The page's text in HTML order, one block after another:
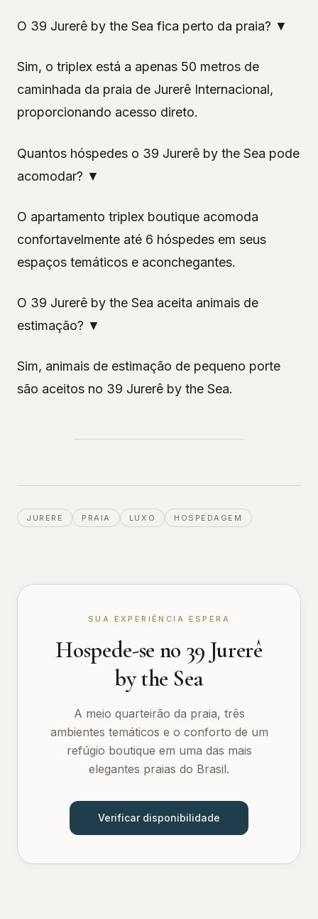
O 39 Jurerê by the Sea fica perto da praia? ▼
Sim, o triplex está a apenas 50 metros de
caminhada da praia de Jurerê Internacional,
proporcionando acesso direto.
Quantos hóspedes o 39 Jurerê by the Sea pode
acomodar? ▼
O apartamento triplex boutique acomoda
confortavelmente até 6 hóspedes em seus
espaços temáticos e aconchegantes.
O 39 Jurerê by the Sea aceita animais de
estimação? ▼
Sim, animais de estimação de pequeno porte
são aceitos no 39 Jurerê by the Sea.
JURERE PRAIA LUXO HOSPEDAGEM
SUA EXPERIÊNCIA ESPERA
Hospede-se no 39 Jurerê
by the Sea
A meio quarteirão da praia, três
ambientes temáticos e o conforto de um
refúgio boutique em uma das mais
elegantes praias do Brasil.
Verificar disponibilidade